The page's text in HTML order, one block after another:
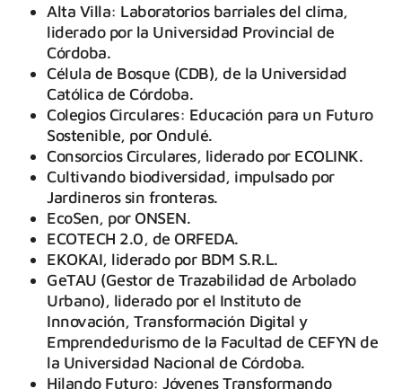
Alta Villa: Laboratorios barriales del clima,
liderado por la Universidad Provincial de
Córdoba.
Célula de Bosque (CDB), de la Universidad
Católica de Córdoba.
Colegios Circulares: Educación para un Futuro
Sostenible, por Ondulé.
Consorcios Circulares, liderado por ECOLINK.
Cultivando biodiversidad, impulsado por
Jardineros sin fronteras.
EcoSen, por ONSEN.
ECOTECH 2.0, de ORFEDA.
EKOKAI, liderado por BDM S.R.L.
GeTAU (Gestor de Trazabilidad de Arbolado
Urbano), liderado por el Instituto de
Innovación, Transformación Digital y
Emprendedurismo de la Facultad de CEFYN de
la Universidad Nacional de Córdoba.
Hilando Futuro: Jóvenes Transformando